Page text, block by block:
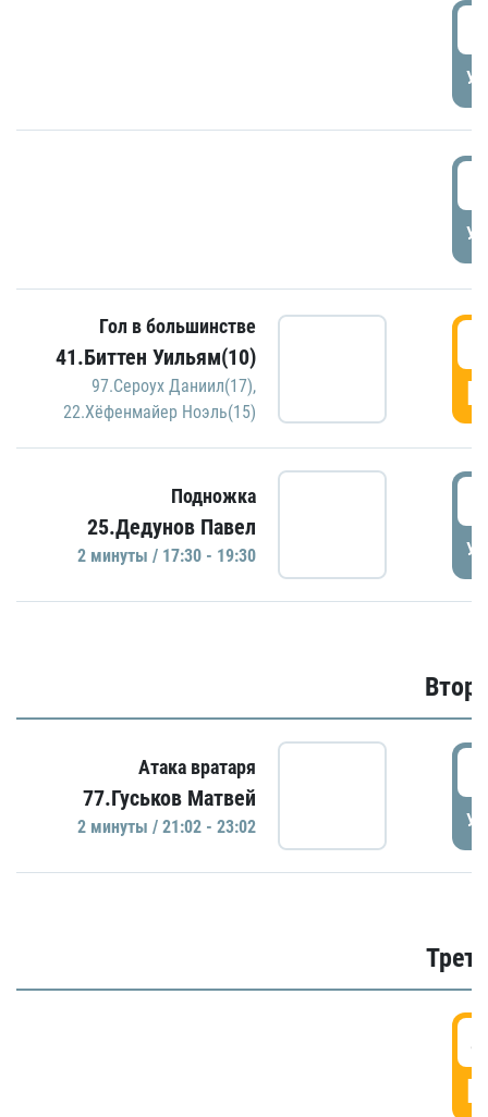
Гол в большинстве
41.Биттен Уильям(10)
97.Сероух Даниил(17),
22.Хёфенмайер Ноэль(15)
Подножка
25.Дедунов Павел
2 минуты / 17:30 - 19:30
Атака вратаря
77.Гуськов Матвей
2 минуты / 21:02 - 23:02